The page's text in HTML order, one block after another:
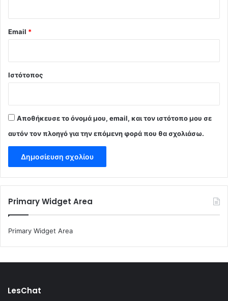
Email *
Ιστότοπος
Αποθήκευσε το όνομά μου, email, και τον ιστότοπο μου σε
αυτόν τον πλοηγό για την επόμενη φορά που θα σχολιάσω.
Primary Widget Area
Primary Widget Area
LesChat